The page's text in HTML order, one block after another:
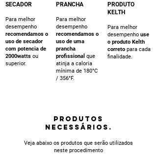
SECADOR
Para melhor
desempenho
recomendamos o
uso de secador
com potencia de
2000watts ou
superior.
PRANCHA
Para melhor
desempenho
recomendamos o
uso de uma
prancha
profissional que
atinja a caloria
mínima de 180°C
/ 356°F.
PRODUTO
KELTH
Para melhor
desempenho use
o produto Kelth
correto para cada
finalidade.
PRODUTOS
NECESSÁRIOS.
Veja abaixo os produtos que serão utilizados
neste procedimento